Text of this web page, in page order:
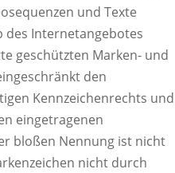
und Texte
des Internetangebotes
geschützten Marken- und
den
Kennzeichenrechts und
eingetragenen
bloßen Nennung ist nicht
nicht durch